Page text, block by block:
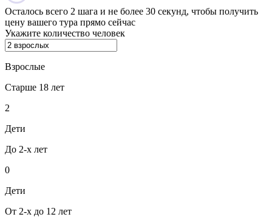
Осталось всего 2 шага и не более 30 секунд, чтобы получить
цену вашего тура прямо сейчас
Укажите количество человек
Взрослые
Старше 18 лет
2
Дети
До 2-х лет
0
Дети
От 2-х до 12 лет